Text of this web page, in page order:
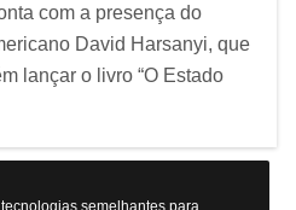
com a presença do
David Harsanyi, que
lançar o livro “O Estado